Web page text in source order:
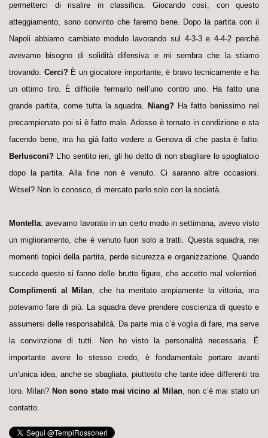
permetterci di risalire in classifica. Giocando così, con questo
atteggiamento, sono convinto che faremo bene. Dopo la partita con il
Napoli abbiamo cambiato modulo lavorando sul 4-3-3 e 4-4-2 perchè
avevamo bisogno di solidità difensiva e mi sembra che la stiamo
trovando. Cerci?È un giocatore importante, è bravo tecnicamente e ha
un ottimo tiro. È difficile fermarlo nell’uno contro uno. Ha fatto una
grande partita, come tutta la squadra. Niang? Ha fatto benissimo nel
precampionato poi si è fatto male. Adesso è tornato in condizione e sta
facendo bene, ma ha già fatto vedere a Genova di che pasta è fatto.
Berlusconi? L’ho sentito ieri, gli ho detto di non sbagliare lo spogliatoio
dopo la partita. Alla fine non è venuto. Ci saranno altre occasioni.
Witsel? Non lo conosco, di mercato parlo solo con la società.
Montella: avevamo lavorato in un certo modo in settimana, avevo visto
un miglioramento, che è venuto fuori solo a tratti. Questa squadra, nei
momenti topici della partita, perde sicurezza e organizzazione. Quando
succede questo si fanno delle brutte figure, che accetto mal volentieri.
Complimenti al Milan, che ha meritato ampiamente la vittoria, ma
potevamo fare di più. La squadra deve prendere coscienza di questo e
assumersi delle responsabilità. Da parte mia c’è voglia di fare, ma serve
la convinzione di tutti. Non ho visto la personalità necessaria. È
importante avere lo stesso credo, è fondamentale portare avanti
un’unica idea, anche se sbagliata, piuttosto che tante idee differenti tra
loro. Milan? Non sono stato mai vicino al Milan, non c’è mai stato un
contatto.